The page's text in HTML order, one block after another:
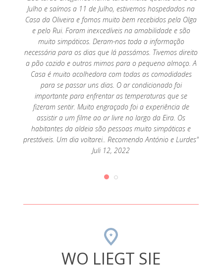
Julho e saímos a 11 de Julho, estivemos hospedados na
Casa da Oliveira e fomos muito bem recebidos pela Olga
e pelo Rui. Foram inexcedíveis na amabilidade e são
muito simpáticos. Deram-nos toda a informação
necessária para os dias que lá passámos. Tivemos direito
a pão cozido e outros mimos para o pequeno almoço. A
Casa é muito acolhedora com todas as comodidades
para se passar uns dias. O ar condicionado foi
importante para enfrentar as temperaturas que se
fizeram sentir. Muito engraçado foi a experiência de
assistir a um filme ao ar livre no largo da Eira. Os
habitantes da aldeia são pessoas muito simpáticas e
prestáveis. Um dia voltarei.. Recomendo António e Lurdes"
Juli 12, 2022
WO LIEGT SIE